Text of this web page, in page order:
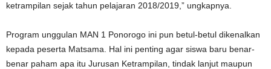
ketrampilan sejak tahun pelajaran 2018/2019,” ungkapnya.
Program unggulan MAN 1 Ponorogo ini pun betul-betul dikenalkan
kepada peserta Matsama. Hal ini penting agar siswa baru benar-
benar paham apa itu Jurusan Ketrampilan, tindak lanjut maupun